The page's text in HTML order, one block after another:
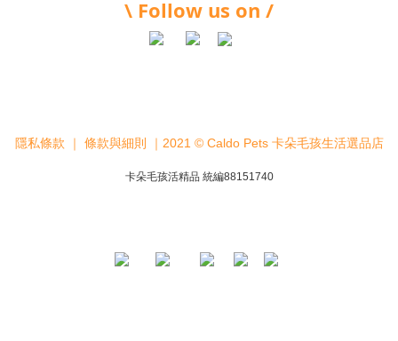
\ Follow us on /
隱私條款 ｜ 條款與細則 ｜2021 © Caldo Pets 卡朵毛孩生活選品店
卡朵毛孩活精品 統編88151740